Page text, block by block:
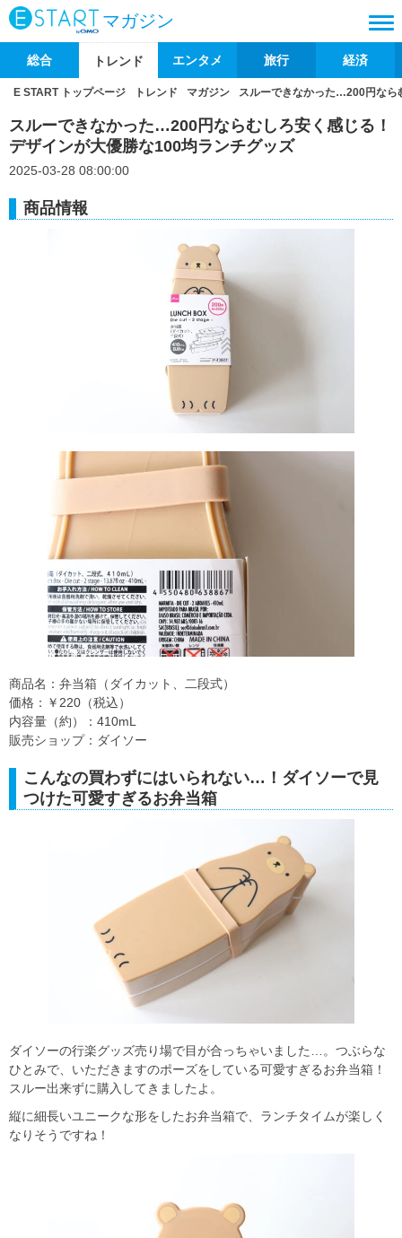
マガジン
総合 トレンド エンタメ 旅行 経済
E START トップページ トレンド マガジン スルーできなかった…200円なら
スルーできなかった…200円ならむしろ安く感じる！
デザインが大優勝な100均ランチグッズ
2025-03-28 08:00:00
商品情報
商品名：弁当箱（ダイカット、二段式）
価格：￥220（税込）
内容量（約）：410mL
販売ショップ：ダイソー
こんなの買わずにはいられない…！ダイソーで見
つけた可愛すぎるお弁当箱
ダイソーの行楽グッズ売り場で目が合っちゃいました…。つぶらな
ひとみで、いただきますのポーズをしている可愛すぎるお弁当箱！
スルー出来ずに購入してきましたよ。
縦に細長いユニークな形をしたお弁当箱で、ランチタイムが楽しく
なりそうですね！